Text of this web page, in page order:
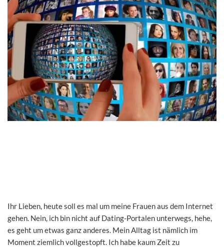
Ihr Lieben, heute soll es mal um meine Frauenaus dem Internet
gehen. Nein, ich bin nicht auf Dating-Portalen unterwegs, hehe,
es geht um etwas ganz anderes. Mein Alltag ist nämlich im
Moment ziemlich vollgestopft. Ich habe kaum Zeit zu